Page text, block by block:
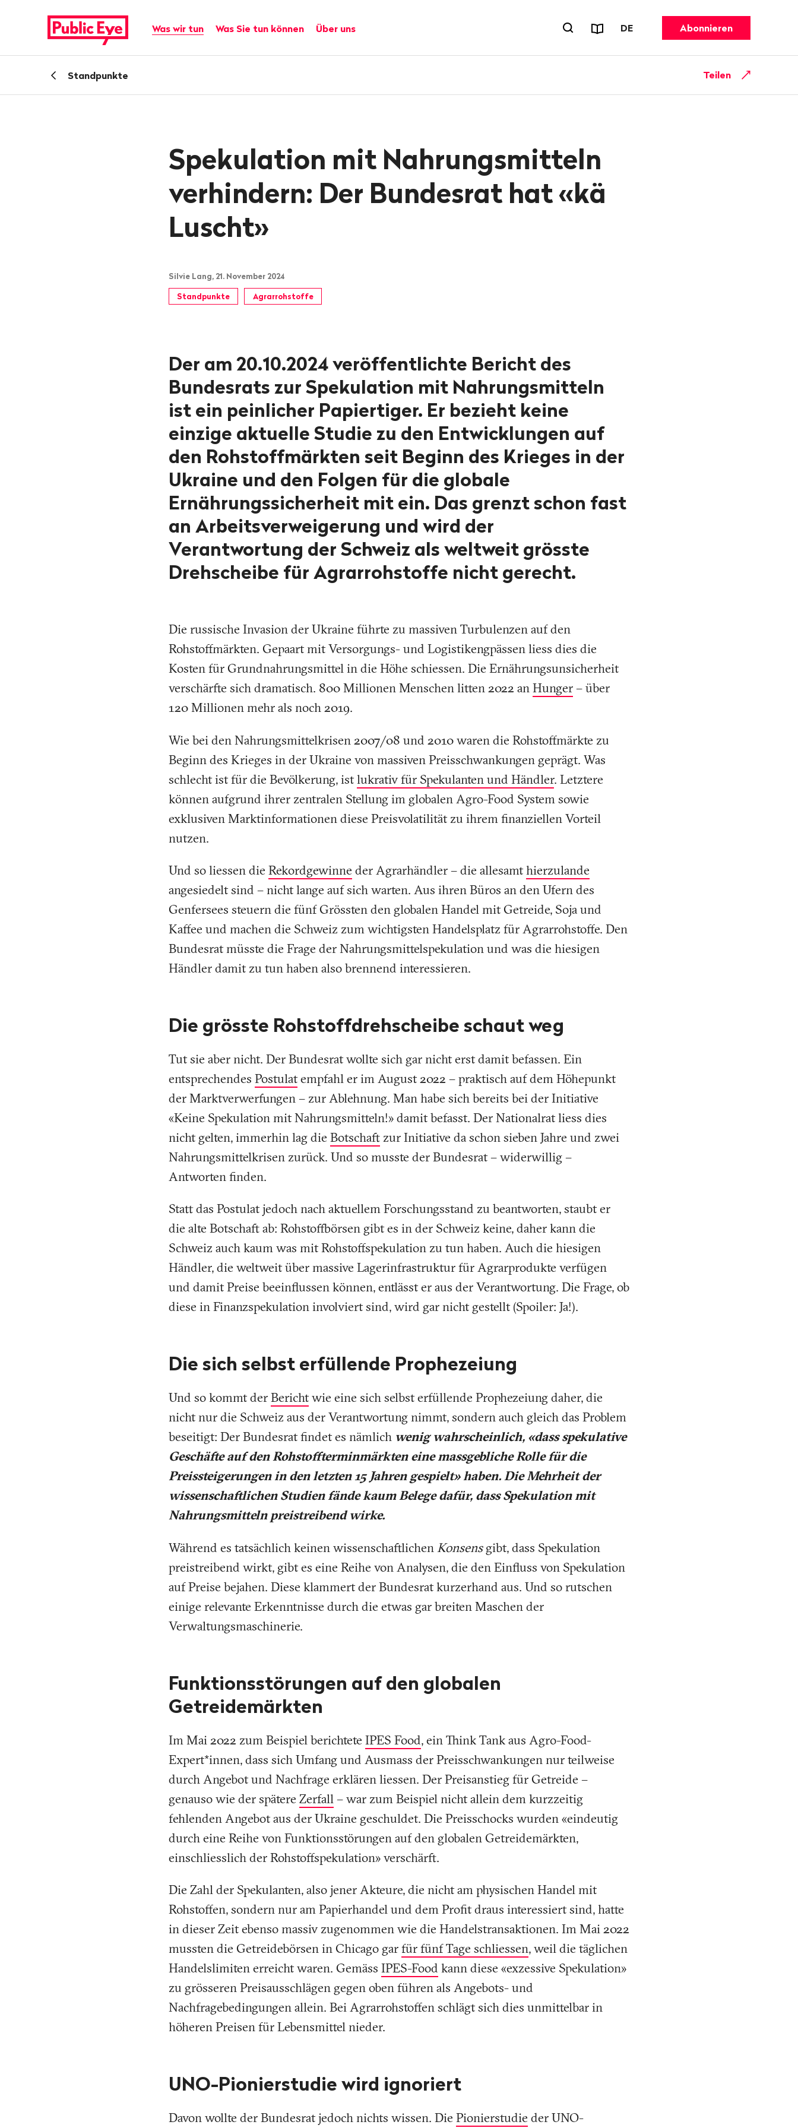
publiceye.ch
Hauptnavigation
Was wir tun Was Sie tun können Über uns Suchformular öffnen
Reports & Flyer
DESPRACHE WECHSELN. AKTUELL
Abonnieren
ZurückStandpunkte Teilen
Spekulation mit Nahrungsmitteln
verhindern: Der Bundesrat hat «kä
Luscht»
Silvie Lang, 21. November 2024
Standpunkte Agrarrohstoffe
Der am 20.10.2024 veröffentlichte Bericht des
Bundesrats zur Spekulation mit Nahrungsmitteln
ist ein peinlicher Papiertiger. Er bezieht keine
einzige aktuelle Studie zu den Entwicklungen auf
den Rohstoffmärkten seit Beginn des Krieges in der
Ukraine und den Folgen für die globale
Ernährungssicherheit mit ein. Das grenzt schon fast
an Arbeitsverweigerung und wird der
Verantwortung der Schweiz als weltweit grösste
Drehscheibe für Agrarrohstoffe nicht gerecht.
Die russische Invasion der Ukraine führte zu massiven Turbulenzen auf den
Rohstoffmärkten. Gepaart mit Versorgungs- und Logistikengpässen liess dies die
Kosten für Grundnahrungsmittel in die Höhe schiessen. Die Ernährungsunsicherheit
verschärfte sich dramatisch. 800 Millionen Menschen litten 2022 anHunger– über
120 Millionen mehr als noch 2019.
Wie bei den Nahrungsmittelkrisen 2007/08 und 2010 waren die Rohstoffmärkte zu
Beginn des Krieges in der Ukraine von massiven Preisschwankungen geprägt. Was
schlecht ist für die Bevölkerung, istlukrativ für Spekulanten und Händler. Letztere
können aufgrund ihrer zentralen Stellung im globalen Agro-Food System sowie
exklusiven Marktinformationen diese Preisvolatilität zu ihrem finanziellen Vorteil
nutzen.
Und so liessen die Rekordgewinne der Agrarhändler – die allesamthierzulande
angesiedelt sind – nicht lange auf sich warten. Aus ihren Büros an den Ufern des
Genfersees steuern die fünf Grössten den globalen Handel mit Getreide, Soja und
Kaffee und machen die Schweiz zum wichtigsten Handelsplatz für Agrarrohstoffe. Den
Bundesrat müsste die Frage der Nahrungsmittelspekulation und was die hiesigen
Händler damit zu tun haben also brennend interessieren.
Die grösste Rohstoffdrehscheibe schaut weg
Tut sie aber nicht. Der Bundesrat wollte sich gar nicht erst damit befassen. Ein
entsprechendes Postulatempfahl er im August 2022 – praktisch auf dem Höhepunkt
der Marktverwerfungen – zur Ablehnung. Man habe sich bereits bei der Initiative
«Keine Spekulation mit Nahrungsmitteln!» damit befasst. Der Nationalrat liess dies
nicht gelten, immerhin lag die Botschaft zur Initiative da schon sieben Jahre und zwei
Nahrungsmittelkrisen zurück. Und so musste der Bundesrat – widerwillig –
Antworten finden.
Statt das Postulat jedoch nach aktuellem Forschungsstand zu beantworten, staubt er
die alte Botschaft ab: Rohstoffbörsen gibt es in der Schweiz keine, daher kann die
Schweiz auch kaum was mit Rohstoffspekulation zu tun haben. Auch die hiesigen
Händler, die weltweit über massive Lagerinfrastruktur für Agrarprodukte verfügen
und damit Preise beeinflussen können, entlässt er aus der Verantwortung. Die Frage, ob
diese in Finanzspekulation involviert sind, wird gar nicht gestellt (Spoiler: Ja!).
Die sich selbst erfüllende Prophezeiung
Und so kommt derBerichtwie eine sich selbst erfüllende Prophezeiung daher, die
nicht nur die Schweiz aus der Verantwortung nimmt, sondern auch gleich das Problem
beseitigt: Der Bundesrat findet es nämlich wenig wahrscheinlich, «dass spekulative
Geschäfte auf den Rohstoffterminmärkten eine massgebliche Rolle für die
Preissteigerungen in den letzten 15 Jahren gespielt» haben. Die Mehrheit der
wissenschaftlichen Studien fände kaum Belege dafür, dass Spekulation mit
Nahrungsmitteln preistreibend wirke.
Während es tatsächlich keinen wissenschaftlichenKonsensgibt, dass Spekulation
preistreibend wirkt, gibt es eine Reihe von Analysen, die den Einfluss von Spekulation
auf Preise bejahen. Diese klammert der Bundesrat kurzerhand aus. Und so rutschen
einige relevante Erkenntnisse durch die etwas gar breiten Maschen der
Verwaltungsmaschinerie.
Funktionsstörungen auf den globalen
Getreidemärkten
Im Mai 2022 zum Beispiel berichtete IPES Food, ein Think Tank aus Agro-Food-
Expert*innen, dass sich Umfang und Ausmass der Preisschwankungen nur teilweise
durch Angebot und Nachfrage erklären liessen. Der Preisanstieg für Getreide –
genauso wie der spätere Zerfall– war zum Beispiel nicht allein dem kurzzeitig
fehlenden Angebot aus der Ukraine geschuldet. Die Preisschocks wurden «eindeutig
durch eine Reihe von Funktionsstörungen auf den globalen Getreidemärkten,
einschliesslich der Rohstoffspekulation» verschärft.
Die Zahl der Spekulanten, also jener Akteure, die nicht am physischen Handel mit
Rohstoffen, sondern nur am Papierhandel und dem Profit draus interessiert sind, hatte
in dieser Zeit ebenso massiv zugenommen wie die Handelstransaktionen. Im Mai 2022
mussten die Getreidebörsen in Chicago garfür fünf Tage schliessen, weil die täglichen
Handelslimiten erreicht waren. Gemäss IPES-Food kann diese «exzessive Spekulation»
zu grösseren Preisausschlägen gegen oben führen als Angebots- und
Nachfragebedingungen allein. Bei Agrarrohstoffen schlägt sich dies unmittelbar in
höheren Preisen für Lebensmittel nieder.
UNO-Pionierstudie wird ignoriert
Davon wollte der Bundesrat jedoch nichts wissen. Die Pionierstudie der UNO-